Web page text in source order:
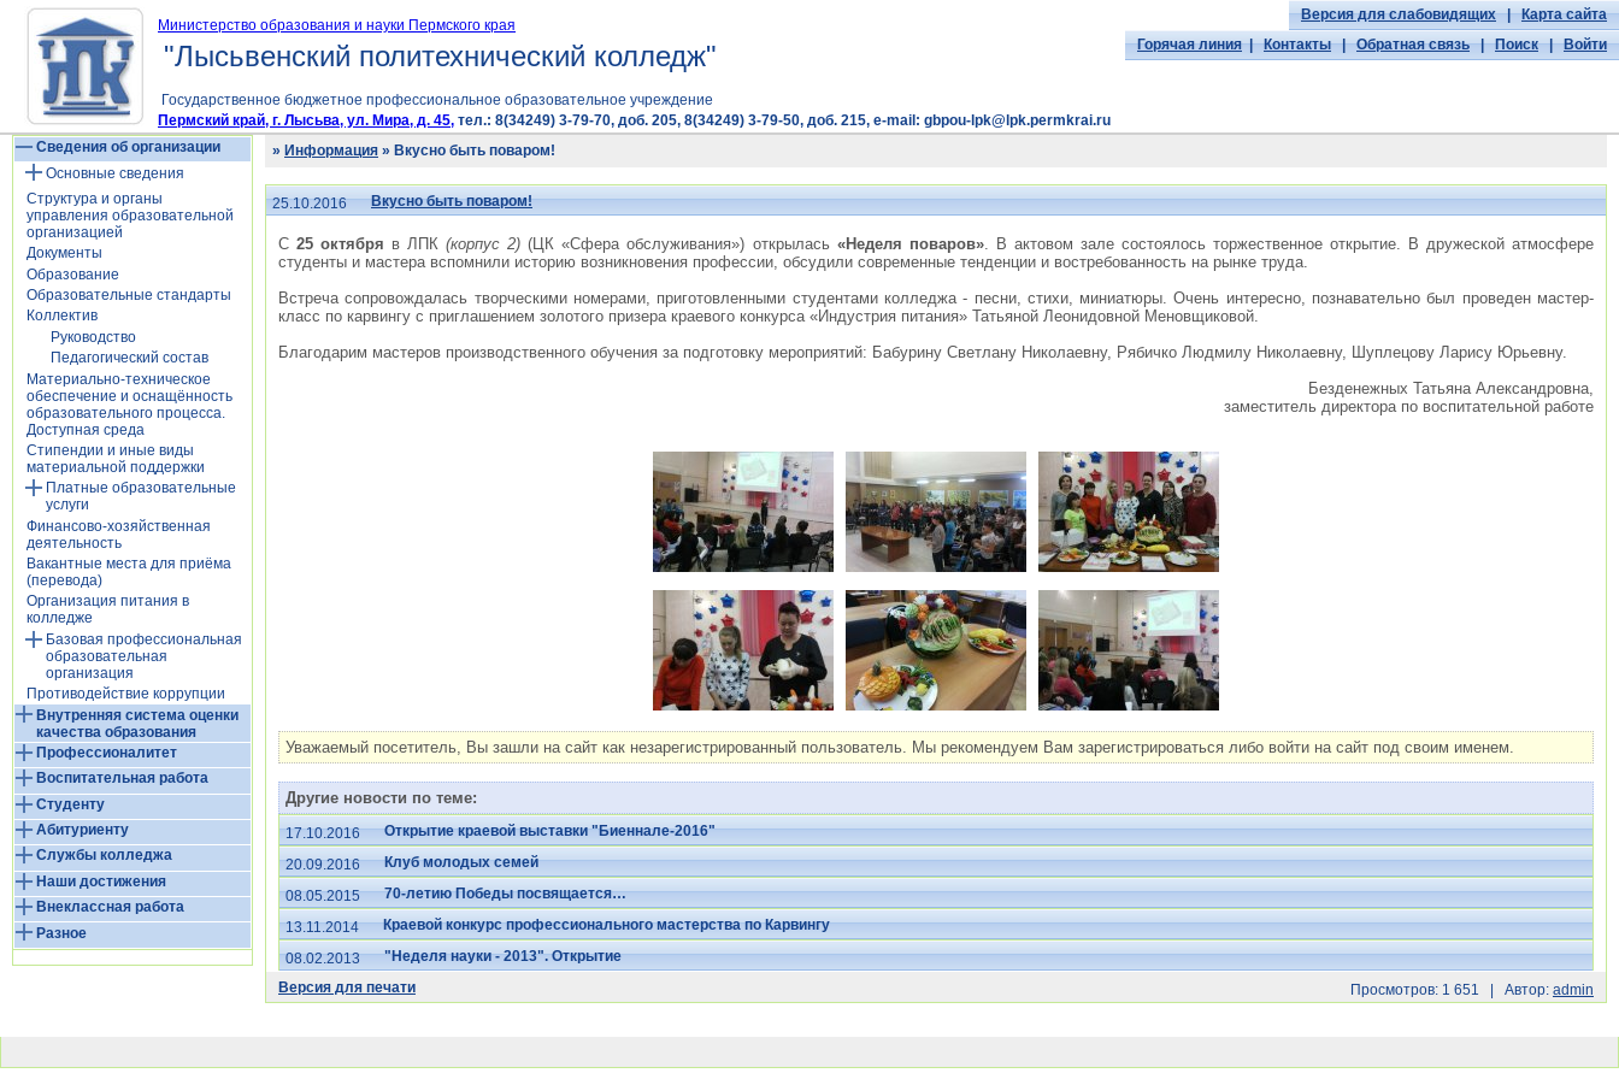
Министерство образования и науки Пермского края
"Лысьвенский политехнический колледж"
Версия для слабовидящих|Карта сайта
Горячая линия|Контакты|Обратная связь|Поиск|Войти
Государственное бюджетное профессиональное образовательное учреждение
Пермский край, г. Лысьва, ул. Мира, д. 45, тел.: 8(34249) 3-79-70, доб. 205, 8(34249) 3-79-50, доб. 215, e-mail: gbpou-lpk@lpk.permkrai.ru
Сведения об организации
Основные сведения
Структура и органы
управления образовательной
организацией
Документы
Образование
Образовательные стандарты
Коллектив
Руководство
Педагогический состав
Материально-техническое
обеспечение и оснащённость
образовательного процесса.
Доступная среда
Стипендии и иные виды
материальной поддержки
Платные образовательные
услуги
Финансово-хозяйственная
деятельность
Вакантные места для приёма
(перевода)
Организация питания в
колледже
Базовая профессиональная
образовательная
организация
Противодействие коррупции
Внутренняя система оценки
качества образования
Профессионалитет
Воспитательная работа
Студенту
Абитуриенту
Службы колледжа
Наши достижения
Внеклассная работа
Разное
» Информация » Вкусно быть поваром!
25.10.2016 Вкусно быть поваром!
С25 октября в ЛПК(корпус 2) (ЦК «Сфера обслуживания») открылась «Неделя поваров». В актовом зале состоялось торжественное открытие. В дружеской атмосфере
студенты и мастера вспомнили историю возникновения профессии, обсудили современные тенденции и востребованность на рынке труда.
Встреча сопровождалась творческими номерами, приготовленными студентами колледжа - песни, стихи, миниатюры. Очень интересно, познавательно был проведен мастер-
класс по карвингу с приглашением золотого призера краевого конкурса «Индустрия питания» Татьяной Леонидовной Меновщиковой.
Благодарим мастеров производственного обучения за подготовку мероприятий: Бабурину Светлану Николаевну, Рябичко Людмилу Николаевну, Шуплецову Ларису Юрьевну.
Безденежных Татьяна Александровна,
заместитель директора по воспитательной работе
Уважаемый посетитель, Вы зашли на сайт как незарегистрированный пользователь. Мы рекомендуем Вам зарегистрироваться либо войти на сайт под своим именем.
Другие новости по теме:
17.10.2016
Открытие краевой выставки "Биеннале-2016"
20.09.2016
Клуб молодых семей
08.05.2015
70-летию Победы посвящается…
13.11.2014
Краевой конкурс профессионального мастерства по Карвингу
08.02.2013
"Неделя науки - 2013". Открытие
Версия для печати
Просмотров: 1 651 | Автор: admin